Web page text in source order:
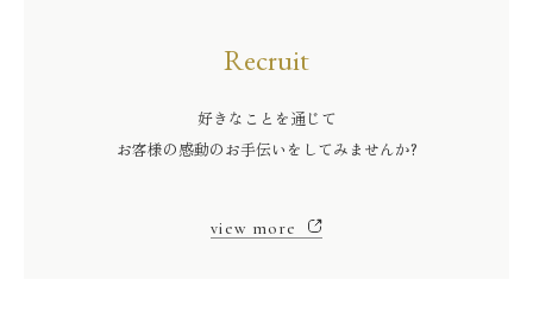
Recruit
好きなことを通じて
お客様の感動のお手伝いをしてみませんか?
view more